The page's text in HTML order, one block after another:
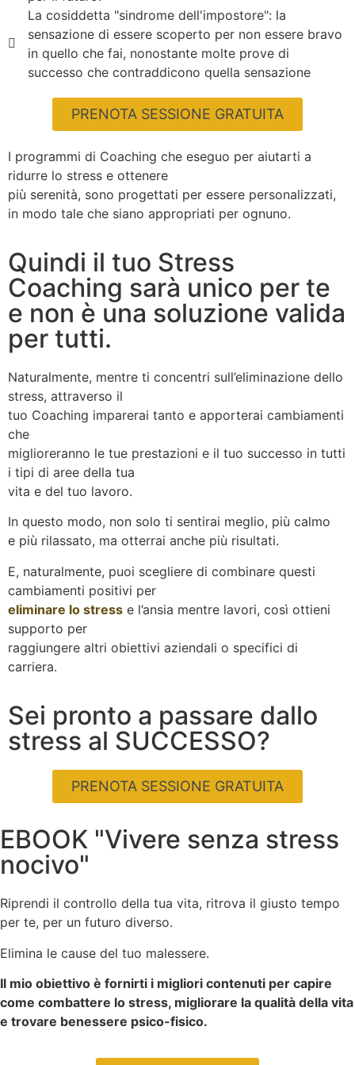
La cosiddetta "sindrome dell'impostore": la
sensazione di essere scoperto per non essere bravo
in quello che fai, nonostante molte prove di
successo che contraddicono quella sensazione
PRENOTA SESSIONE GRATUITA
I programmi di Coaching che eseguo per aiutarti a
ridurre lo stress e ottenere
più serenità, sono progettati per essere personalizzati,
in modo tale che siano appropriati per ognuno.
Quindi il tuo Stress
Coaching sarà unico per te
e non è una soluzione valida
per tutti.
Naturalmente, mentre ti concentri sull’eliminazione dello
stress, attraverso il
tuo Coaching imparerai tanto e apporterai cambiamenti
che
miglioreranno le tue prestazioni e il tuo successo in tutti
i tipi di aree della tua
vita e del tuo lavoro.
In questo modo, non solo ti sentirai meglio, più calmo
e più rilassato, ma otterrai anche più risultati.
E, naturalmente, puoi scegliere di combinare questi
cambiamenti positivi per
eliminare lo stress e l’ansia mentre lavori, così ottieni
supporto per
raggiungere altri obiettivi aziendali o specifici di
carriera.
Sei pronto a passare dallo
stress al SUCCESSO?
PRENOTA SESSIONE GRATUITA
EBOOK "Vivere senza stress
nocivo"
Riprendi il controllo della tua vita, ritrova il giusto tempo
per te, per un futuro diverso.
Elimina le cause del tuo malessere.
Il mio obiettivo è fornirti i migliori contenuti per capire
come combattere lo stress, migliorare la qualità della vita
e trovare benessere psico-fisico.